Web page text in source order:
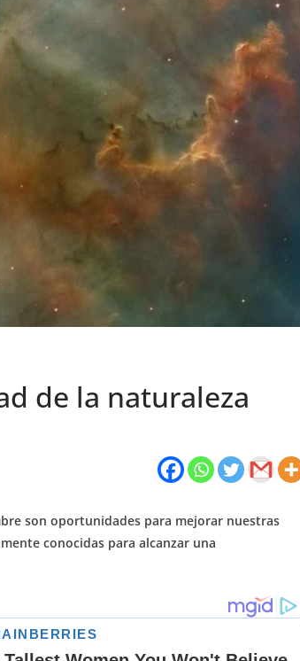
de la naturaleza
son oportunidades para mejorar nuestras
conocidas para alcanzar una